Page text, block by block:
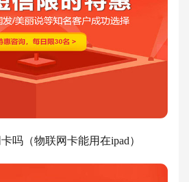
吗（物联网卡能用在ipad）